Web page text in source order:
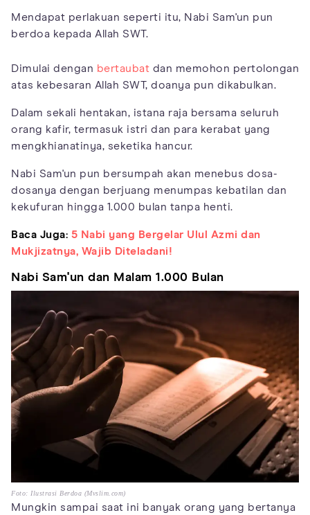
Mendapat perlakuan seperti itu, Nabi Sam'un pun
berdoa kepada Allah SWT.
Dimulai dengan bertaubat dan memohon pertolongan
atas kebesaran Allah SWT, doanya pun dikabulkan.
Dalam sekali hentakan, istana raja bersama seluruh
orang kafir, termasuk istri dan para kerabat yang
mengkhianatinya, seketika hancur.
Nabi Sam'un pun bersumpah akan menebus dosa-
dosanya dengan berjuang menumpas kebatilan dan
kekufuran hingga 1.000 bulan tanpa henti.
Baca Juga: 5 Nabi yang Bergelar Ulul Azmi dan
Mukjizatnya, Wajib Diteladani!
Nabi Sam'un dan Malam 1.000 Bulan
Foto: Ilustrasi Berdoa (Mvslim.com)
Mungkin sampai saat ini banyak orang yang bertanya